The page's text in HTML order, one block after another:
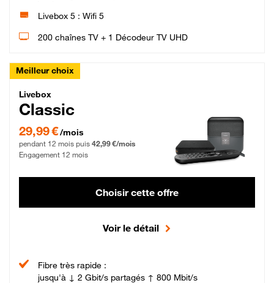
Livebox 5 : Wifi 5
200 chaînes TV + 1 Décodeur TV UHD
Meilleur choix
Livebox Classic Fibre
Livebox
Classic
29,99 € par mois pendant 12 mois puis 42,99 € par mois, Engagement 12 mois
29,99 €/mois
pendant 12 mois puis 42,99 €/mois
Engagement 12 mois
Choisir cette offre
Voir le détail
Fibre très rapide :
jusqu'à ↓ 2 Gbit/s partagés ↑ 800 Mbit/s